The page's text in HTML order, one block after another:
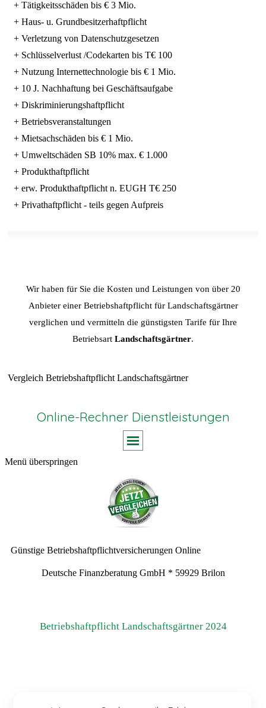
+ Tätigkeitsschäden bis € 3 Mio.
+ Haus- u. Grundbesitzerhaftpflicht
+ Verletzung von Datenschutzgesetzen
+ Schlüsselverlust /Codekarten bis T€ 100
+ Nutzung Internettechnologie bis € 1 Mio.
+ 10 J. Nachhaftung bei Geschäftsaufgabe
+ Diskriminierungshaftpflicht
+ Betriebsveranstaltungen
+ Mietsachschäden bis € 1 Mio.
+ Umweltschäden SB 10% max. € 1.000
+ Produkthaftpflicht
+ erw. Produkthaftpflicht n. EUGH T€ 250
+ Privathaftpflicht - teils gegen Aufpreis
Wir haben für Sie die Kosten und Leistungen von über 20
Anbieter einer Betriebshaftpflicht für Landschaftsgärtner
verglichen und vermitteln die günstigsten Tarife für Ihre
Betriebsart Landschaftsgärtner.
Vergleich Betriebshaftpflicht Landschaftsgärtner
Online-Rechner Dienstleistungen
Menü überspringen
Günstige Betriebshaftpflichtversicherungen Online
Deutsche Finanzberatung GmbH * 59929 Brilon
Betriebshaftpflicht Landschaftsgärtner 2024